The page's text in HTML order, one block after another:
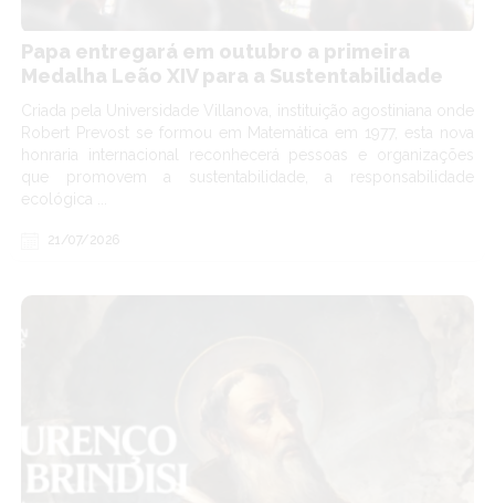
Papa entregará em outubro a primeira
Medalha Leão XIV para a Sustentabilidade
Criada pela Universidade Villanova, instituição agostiniana onde
Robert Prevost se formou em Matemática em 1977, esta nova
honraria internacional reconhecerá pessoas e organizações
que promovem a sustentabilidade, a responsabilidade
ecológica ...
21/07/2026